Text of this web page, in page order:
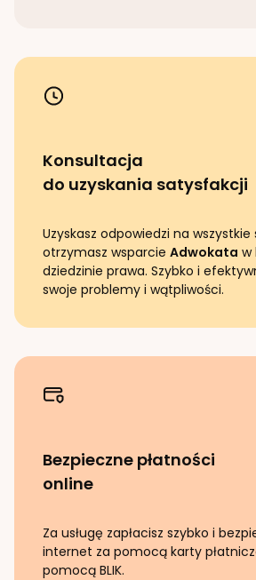
Konsultacja
do uzyskania satysfakcji
Uzyskasz odpowiedzi na
otrzymasz wsparcie Adwokata w
dziedzinie prawa. Szybko i
swoje problemy i wątpliwości.
Bezpieczne płatności
online
Za usługę zapłacisz szybko i
internet za pomocą karty
pomocą BLIK.